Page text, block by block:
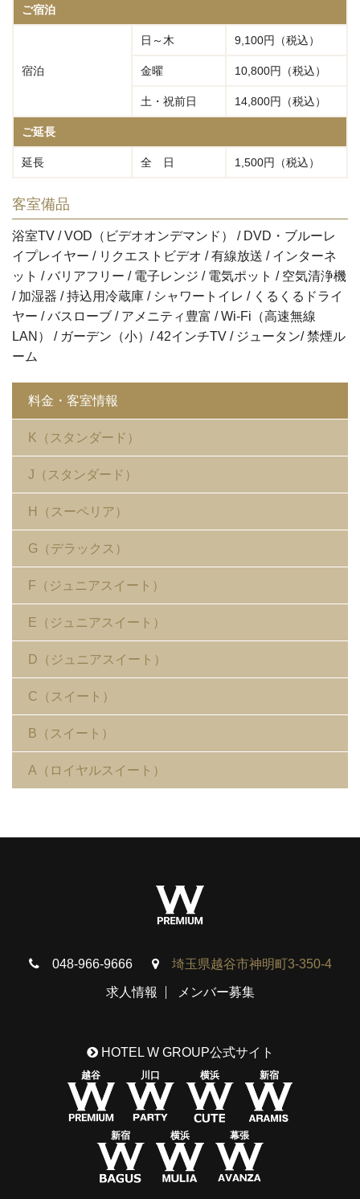
ご宿泊
宿泊
日～木 9,100円（税込）
金曜 10,800円（税込）
土・祝前日 14,800円（税込）
ご延長
延長 全 日 1,500円（税込）
客室備品
浴室TV / VOD（ビデオオンデマンド） / DVD・ブルーレ
イプレイヤー / リクエストビデオ / 有線放送 / インターネ
ット / バリアフリー / 電子レンジ / 電気ポット / 空気清浄機
/ 加湿器 / 持込用冷蔵庫 / シャワートイレ / くるくるドライ
ヤー / バスローブ / アメニティ豊富 / Wi-Fi（高速無線
LAN） / ガーデン（小）/ 42インチTV / ジュータン/ 禁煙ル
ーム
料金・客室情報
K（スタンダード）
J（スタンダード）
H（スーペリア）
G（デラックス）
F（ジュニアスイート）
E（ジュニアスイート）
D（ジュニアスイート）
C（スイート）
B（スイート）
A（ロイヤルスイート）
048-966-9666 埼玉県越谷市神明町3-350-4
求人情報 メンバー募集
HOTEL W GROUP公式サイト
越谷 川口 横浜 新宿
新宿 横浜 幕張